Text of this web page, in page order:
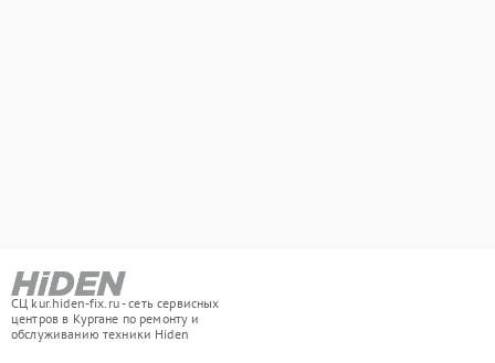
СЦ kur.hiden-fix.ru - сеть сервисных
центров в Кургане по ремонту и
обслуживанию техники Hiden